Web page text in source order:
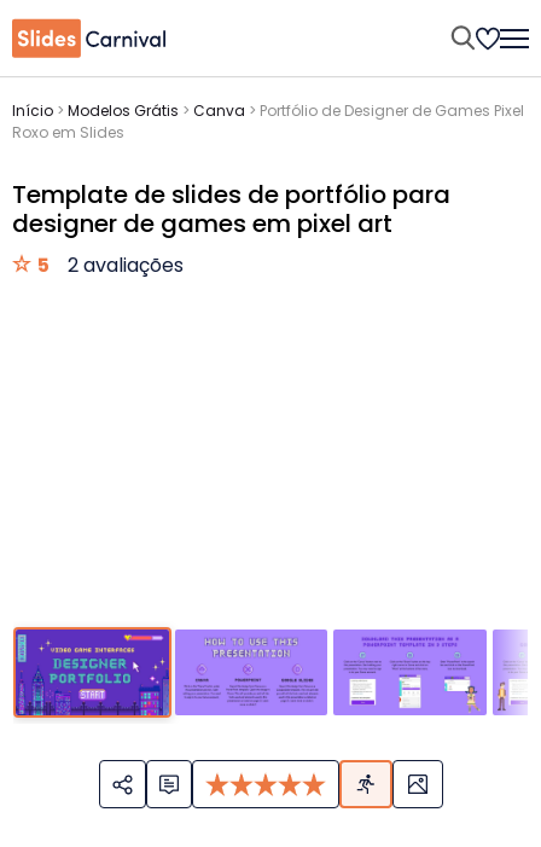
Início > Modelos Grátis > Canva > Portfólio de Designer de Games Pixel
Roxo em Slides
Template de slides de portfólio para
designer de games em pixel art
5 2 avaliações